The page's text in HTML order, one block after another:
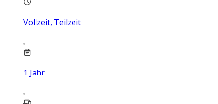
Vollzeit, Teilzeit
1 Jahr